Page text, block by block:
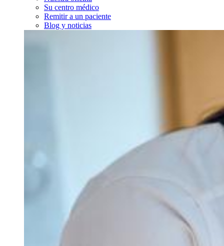
Su centro médico
Remitir a un paciente
Blog y noticias